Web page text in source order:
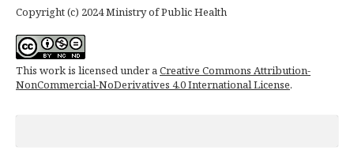
Copyright (c) 2024 Ministry of Public Health
This work is licensed under aCreative Commons Attribution-
NonCommercial-NoDerivatives 4.0 International License.